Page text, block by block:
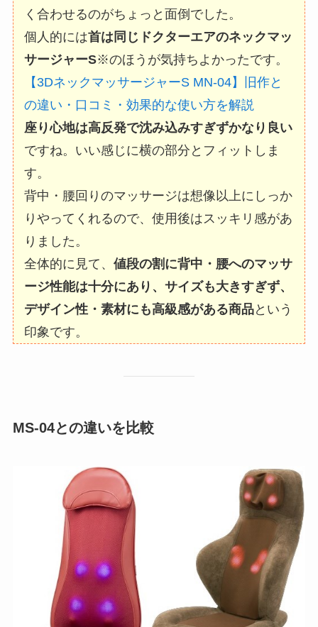
く合わせるのがちょっと面倒でした。
個人的には首は同じドクターエアのネックマッ
サージャーS※のほうが気持ちよかったです。
【3DネックマッサージャーS MN-04】旧作と
の違い・口コミ・効果的な使い方を解説
座り心地は高反発で沈み込みすぎずかなり良い
ですね。いい感じに横の部分とフィットしま
す。
背中・腰回りのマッサージは想像以上にしっか
りやってくれるので、使用後はスッキリ感があ
りました。
全体的に見て、 値段の割に背中・腰へのマッサ
ージ性能は十分にあり、サイズも大きすぎず、
デザイン性・素材にも高級感がある商品という
印象です。
MS-04との違いを比較